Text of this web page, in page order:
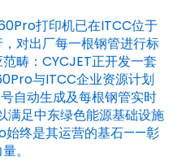
打印机已在ITCC位于
对出厂每一根钢管进行标
畴：CYCJET正开发一套
与ITCC企业资源计划
自动生成及每根钢管实时
满足中东绿色能源基础设施
始终是其运营的基石——彰
。